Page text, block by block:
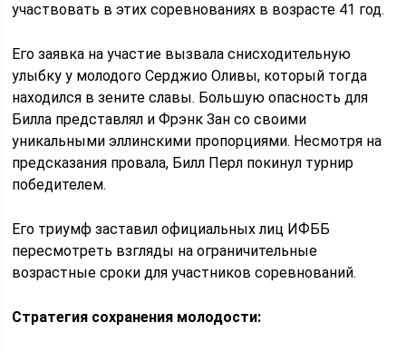
участвовать в этих соревнованиях в возрасте 41 год.
Его заявка на участие вызвала снисходительную
улыбку у молодого Серджио Оливы, который тогда
находился в зените славы. Большую опасность для
Билла представлял и Фрэнк Зан со своими
уникальными эллинскими пропорциями. Несмотря на
предсказания провала, Билл Перл покинул турнир
победителем.
Его триумф заставил официальных лиц ИФББ
пересмотреть взгляды на ограничительные
возрастные сроки для участников соревнований.
Стратегия сохранения молодости: